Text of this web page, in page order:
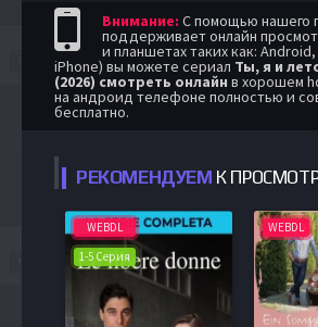
Внимание: С помощью нашего
поддерживает онлайн
и планшетах таких как: Android,
iPhone) вы можете сериал Ты, я и
(2026) смотреть онлайн в хорошем
на андроид телефоне полностью и
бесплатно.
РЕКОМЕНДУЕМ К
WEBDL
1-5 Серия
WEBDL